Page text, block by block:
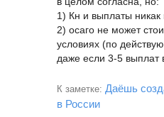
1) Кн и выплаты никак
2) осаго не может
условиях (по
даже если 3-5 выплат
К заметке: Даёшь
в России